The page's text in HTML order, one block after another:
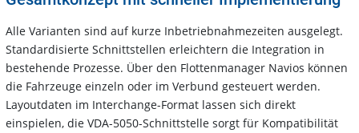
Alle Varianten sind auf kurze Inbetriebnahmezeiten ausgelegt.
Standardisierte Schnittstellen erleichtern die Integration in
bestehende Prozesse. Über den Flottenmanager Navios können
die Fahrzeuge einzeln oder im Verbund gesteuert werden.
Layoutdaten im Interchange-Format lassen sich direkt
einspielen, die VDA-5050-Schnittstelle sorgt für Kompatibilität